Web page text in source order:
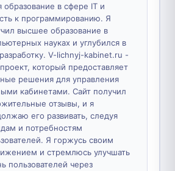
образование в сфере IT и
к программированию. Я
высшее образование в
науках и углубился в
V-lichnyj-kabinet.ru -
который предоставляет
решения для управления
кабинетами. Сайт получил
отзывы, и я
его развивать, следуя
и потребностям
Я горжусь своим
и стремлюсь улучшать
пользователей через